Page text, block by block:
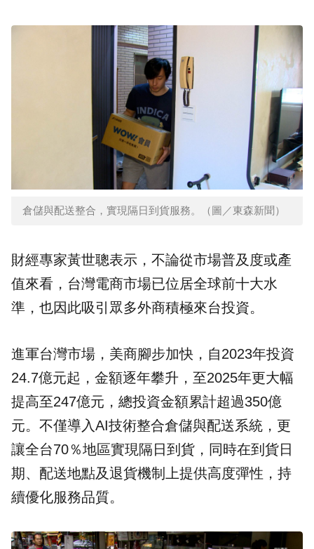
倉儲與配送整合，實現隔日到貨服務。（圖／東森新聞）
財經專家黃世聰表示，不論從市場普及度或產
值來看，台灣電商市場已位居全球前十大水
準，也因此吸引眾多外商積極來台投資。
進軍台灣市場，美商腳步加快，自2023年投資
24.7億元起，金額逐年攀升，至2025年更大幅
提高至247億元，總投資金額累計超過350億
元。不僅導入AI技術整合倉儲與配送系統，更
讓全台70％地區實現隔日到貨，同時在到貨日
期、配送地點及退貨機制上提供高度彈性，持
續優化服務品質。